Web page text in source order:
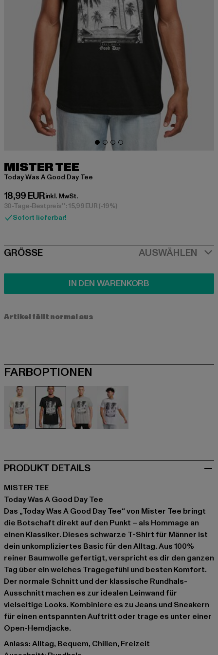
MISTER TEE
Today Was A Good Day Tee
18,99 EUR
Derzeitiger Preis: 18,99 EUR
inkl. MwSt.
30-Tage-Bestpreis**: 15,99 EUR(-19%)
Sofort lieferbar!
SIZE
GRÖSSE AUSWÄHLEN
IN DEN WARENKORB
Artikel fällt normal aus
FARBOPTIONEN
PRODUKT DETAILS
MISTER TEE
Today Was A Good Day Tee
Das „Today Was A Good Day Tee“ von Mister Tee bringt
die Botschaft direkt auf den Punkt – als Hommage an
einen Klassiker. Dieses schwarze T-Shirt für Männer ist
dein unkompliziertes Basic für den Alltag. Aus 100%
reiner Baumwolle gefertigt, verspricht es dir den ganzen
Tag über ein weiches Tragegefühl und besten Komfort.
Der normale Schnitt und der klassische Rundhals-
Ausschnitt machen es zur idealen Leinwand für
vielseitige Looks. Kombiniere es zu Jeans und Sneakern
für einen entspannten Auftritt oder trage es unter einer
Open-Hemdjacke.
Anlass: Alltag, Bequem, Chillen, Freizeit